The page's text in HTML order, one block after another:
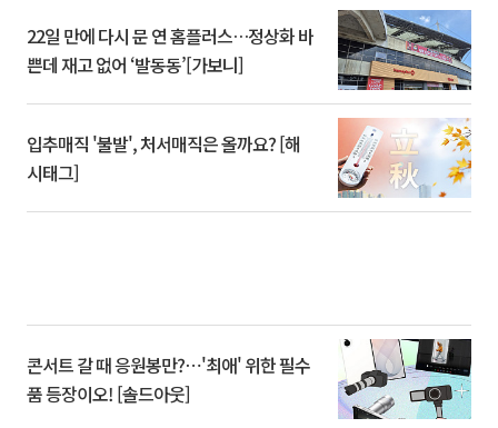
22일 만에 다시 문 연 홈플러스…정상화 바
쁜데 재고 없어 ‘발동동’[가보니]
입추매직 '불발', 처서매직은 올까요? [해
시태그]
콘서트 갈 때 응원봉만?⋯'최애' 위한 필수
품 등장이오! [솔드아웃]